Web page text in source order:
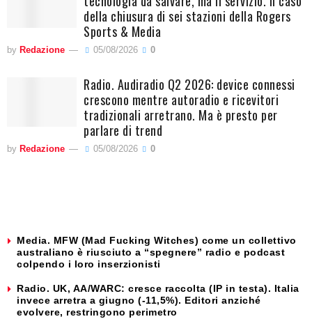
della chiusura di sei stazioni della Rogers
Sports & Media
by Redazione 05/08/2026 0
Radio. Audiradio Q2 2026: device connessi
crescono mentre autoradio e ricevitori
tradizionali arretrano. Ma è presto per
parlare di trend
by Redazione 05/08/2026 0
Media. MFW (Mad Fucking Witches) come un collettivo
australiano è riusciuto a “spegnere” radio e podcast
colpendo i loro inserzionisti
Radio. UK, AA/WARC: cresce raccolta (IP in testa). Italia
invece arretra a giugno (-11,5%). Editori anziché
evolvere, restringono perimetro